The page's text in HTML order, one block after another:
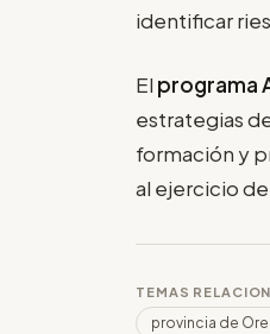
identificar
El programa
estrategias
formación y
al ejercicio
TEMAS
provincia de